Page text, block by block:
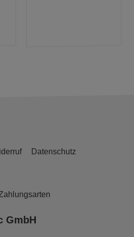
Datenschutz
GmbH